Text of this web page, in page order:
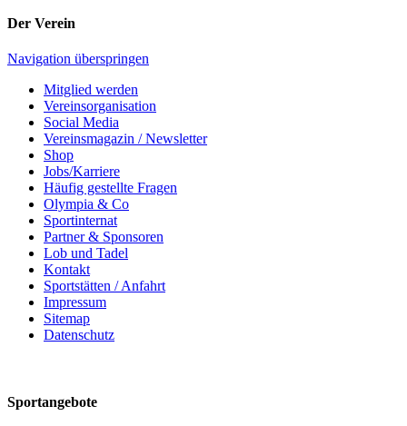
Der Verein
Navigation überspringen
Mitglied werden
Vereinsorganisation
Social Media
Vereinsmagazin / Newsletter
Shop
Jobs/Karriere
Häufig gestellte Fragen
Olympia & Co
Sportinternat
Partner & Sponsoren
Lob und Tadel
Kontakt
Sportstätten / Anfahrt
Impressum
Sitemap
Datenschutz
Sportangebote